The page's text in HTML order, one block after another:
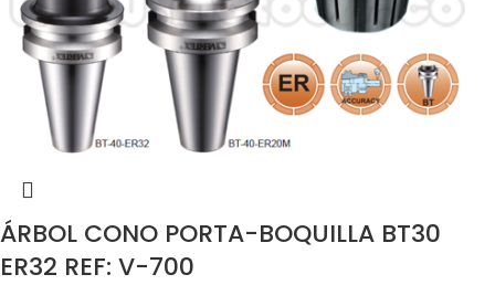
ÁRBOL CONO PORTA-BOQUILLA BT30
ER32 REF: V-700